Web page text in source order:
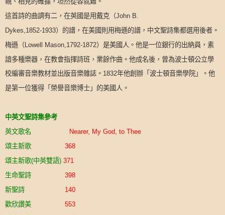
這首詩的曲調有二，在英國是用戴克（John B.
Dykes,1852-1933）的譜，在美國則用梅遜的譜，中文聖詩集都選用後者。
梅遜（Lowell Mason,1792-1872）是美國人。他是一位銀行的出納員，素
諳多種樂器，在教會指揮詩班，業餘作曲。他成名後，曾為波士頓公立學
校編審音樂教材並出版音樂雜誌。 1832年他創辦「波士頓音樂學院」。他
是第一位獲得「榮譽音樂博士」的美國人。
中英文聖詩集參考
英文歌名 Nearer, My God, to Thee
頌主新歌 368
頌主新歌(中英雙語) 371
生命聖詩 398
新聖詩 140
歡欣讚美 553